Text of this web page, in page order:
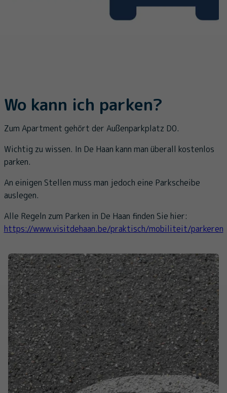
Wo kann ich parken?
Zum Apartment gehört der Außenparkplatz D0.
Wichtig zu wissen. In De Haan kann man überall kostenlos
parken.
An einigen Stellen muss man jedoch eine Parkscheibe
auslegen.
Alle Regeln zum Parken in De Haan finden Sie hier:
https://www.visitdehaan.be/praktisch/mobiliteit/parkeren